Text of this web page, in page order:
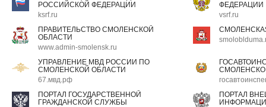
РОССИЙСКОЙ ФЕДЕРАЦИИ
ksrf.ru
ФЕДЕРАЦИИ
vsrf.ru
ПРАВИТЕЛЬСТВО СМОЛЕНСКОЙ
ОБЛАСТИ
www.admin-smolensk.ru
УПРАВЛЕНИЕ МВД РОССИИ ПО
СМОЛЕНСКОЙ ОБЛАСТИ
67.мвд.рф
ПОРТАЛ ГОСУДАРСТВЕННОЙ
ГРАЖДАНСКОЙ СЛУЖБЫ
ПОРТАЛ